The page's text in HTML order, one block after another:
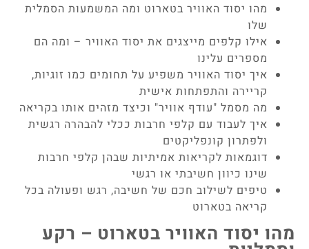
מהו יסוד האוויר בטארוט ומה המשמעות הסמלית
שלו
אילו קלפים מייצגים את יסוד האוויר – ומה הם
מספרים עלינו
איך יסוד האוויר משפיע על תחומים כמו זוגיות,
קריירה והתפתחות אישית
מה מסמל "עודף אוויר" וכיצד מזהים אותו בקריאה
איך לעבוד עם קלפי חרבות ככלי להבהרה רגשית
ולפתרון קונפליקטים
דוגמאות לקריאות אמיתיות שבהן קלפי חרבות
שינו כיוון חשיבתי או רגשי
טיפים לשילוב חכם של חשיבה, רגש ופעולה בכל
קריאה בטארוט
מהו יסוד האוויר בטארוט – רקע